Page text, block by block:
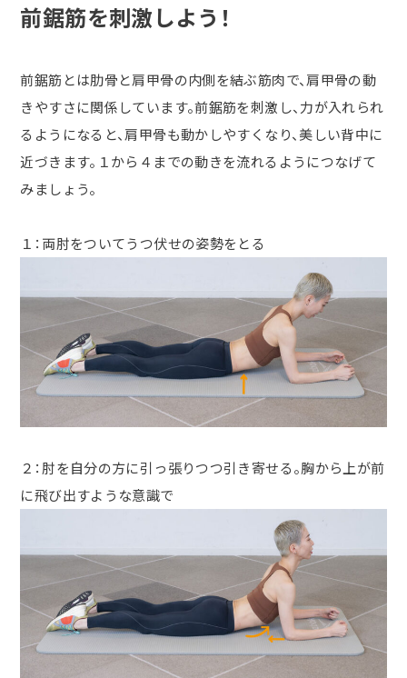
前鋸筋を刺激しよう！
前鋸筋とは肋骨と肩甲骨の内側を結ぶ筋肉で、肩甲骨の動
きやすさに関係しています。前鋸筋を刺激し、力が入れられ
るようになると、肩甲骨も動かしやすくなり、美しい背中に
近づきます。１から４までの動きを流れるようにつなげて
みましょう。
１：両肘をついてうつ伏せの姿勢をとる
２：肘を自分の方に引っ張りつつ引き寄せる。胸から上が前
に飛び出すような意識で